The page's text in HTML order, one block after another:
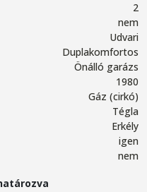
2
nem
Udvari
Duplakomfortos
Önálló garázs
1980
Gáz (cirkó)
Tégla
Erkély
igen
nem